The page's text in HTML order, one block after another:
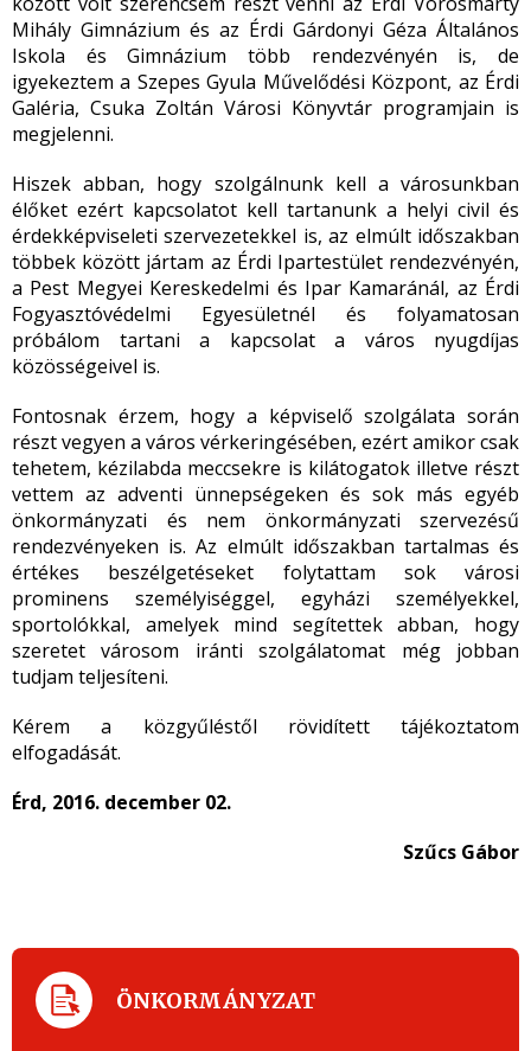
Mihály Gimnázium és az Érdi Gárdonyi Géza Általános
Iskola és Gimnázium több rendezvényén is, de
igyekeztem a Szepes Gyula Művelődési Központ, az Érdi
Galéria, Csuka Zoltán Városi Könyvtár programjain is
megjelenni.
Hiszek abban, hogy szolgálnunk kell a városunkban
élőket ezért kapcsolatot kell tartanunk a helyi civil és
érdekképviseleti szervezetekkel is, az elmúlt időszakban
többek között jártam az Érdi Ipartestület rendezvényén,
a Pest Megyei Kereskedelmi és Ipar Kamaránál, az Érdi
Fogyasztóvédelmi Egyesületnél és folyamatosan
próbálom tartani a kapcsolat a város nyugdíjas
közösségeivel is.
Fontosnak érzem, hogy a képviselő szolgálata során
részt vegyen a város vérkeringésében, ezért amikor csak
tehetem, kézilabda meccsekre is kilátogatok illetve részt
vettem az adventi ünnepségeken és sok más egyéb
önkormányzati és nem önkormányzati szervezésű
rendezvényeken is. Az elmúlt időszakban tartalmas és
értékes beszélgetéseket folytattam sok városi
prominens személyiséggel, egyházi személyekkel,
sportolókkal, amelyek mind segítettek abban, hogy
szeretet városom iránti szolgálatomat még jobban
tudjam teljesíteni.
Kérem a közgyűléstől rövidített tájékoztatom
elfogadását.
Érd, 2016. december 02.
Szűcs Gábor
ÖNKORMÁNYZAT